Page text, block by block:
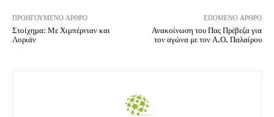
ΠΡΟΗΓΟΎΜΕΝΟ ΆΡΘΡΟ
Στοίχημα: Με Χιμπέρνιαν και
Λοριάν
ΕΠΌΜΕΝΟ ΆΡΘΡΟ
Ανακοίνωση του Πας Πρέβεζα για
τον αγώνα με τον Α.Ο. Παλαίρου